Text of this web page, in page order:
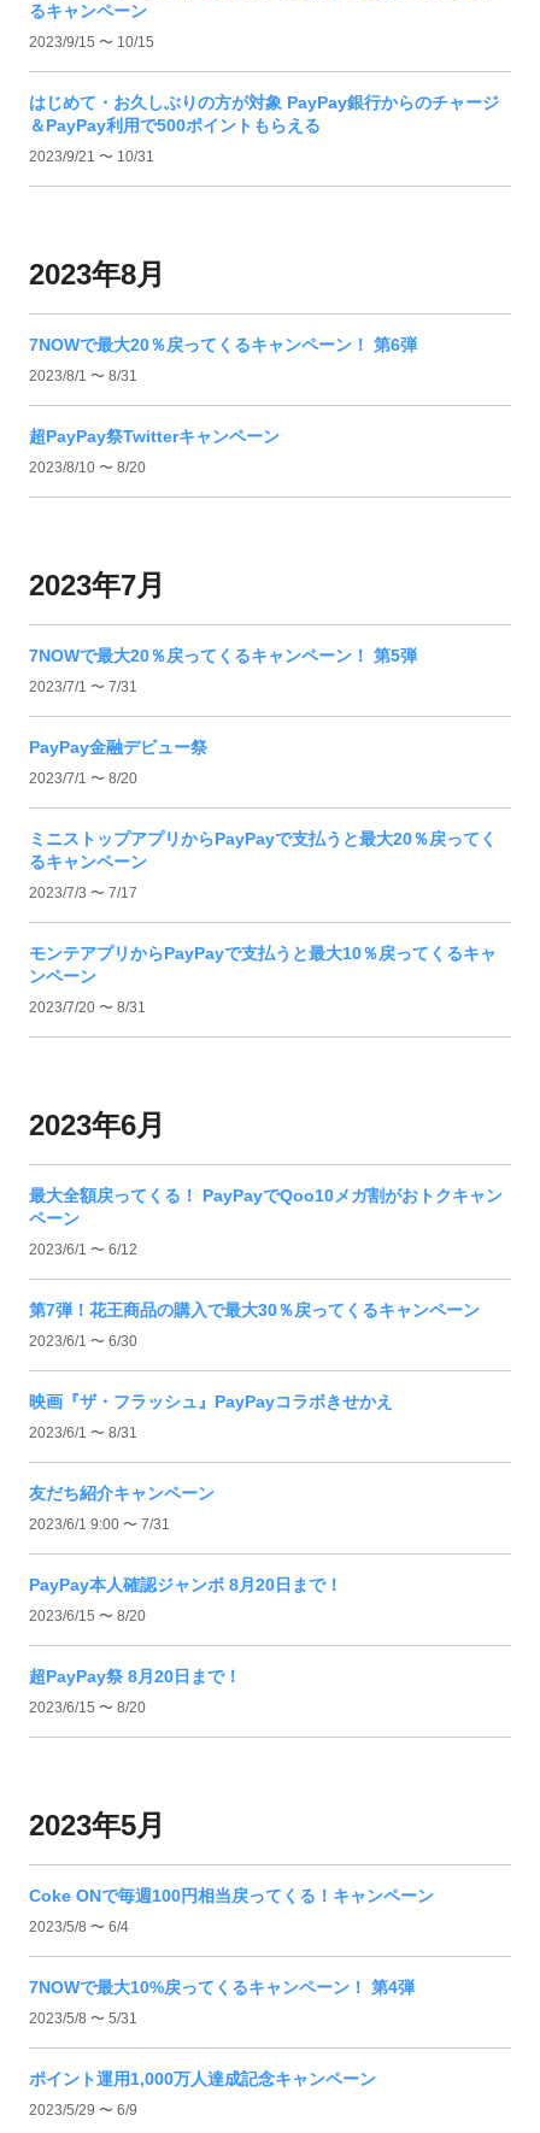
るキャンペーン
2023/9/15 〜 10/15
はじめて・お久しぶりの方が対象 PayPay銀行からのチャージ
＆PayPay利用で500ポイントもらえる
2023/9/21 〜 10/31
2023年8月
7NOWで最大20％戻ってくるキャンペーン！ 第6弾
2023/8/1 〜 8/31
超PayPay祭Twitterキャンペーン
2023/8/10 〜 8/20
2023年7月
7NOWで最大20％戻ってくるキャンペーン！ 第5弾
2023/7/1 〜 7/31
PayPay金融デビュー祭
2023/7/1 〜 8/20
ミニストップアプリからPayPayで支払うと最大20％戻ってく
るキャンペーン
2023/7/3 〜 7/17
モンテアプリからPayPayで支払うと最大10％戻ってくるキャ
ンペーン
2023/7/20 〜 8/31
2023年6月
最大全額戻ってくる！ PayPayでQoo10メガ割がおトクキャン
ペーン
2023/6/1 〜 6/12
第7弾！花王商品の購入で最大30％戻ってくるキャンペーン
2023/6/1 〜 6/30
映画『ザ・フラッシュ』PayPayコラボきせかえ
2023/6/1 〜 8/31
友だち紹介キャンペーン
2023/6/1 9:00 〜 7/31
PayPay本人確認ジャンボ 8月20日まで！
2023/6/15 〜 8/20
超PayPay祭 8月20日まで！
2023/6/15 〜 8/20
2023年5月
Coke ONで毎週100円相当戻ってくる！キャンペーン
2023/5/8 〜 6/4
7NOWで最大10%戻ってくるキャンペーン！ 第4弾
2023/5/8 〜 5/31
ポイント運用1,000万人達成記念キャンペーン
2023/5/29 〜 6/9